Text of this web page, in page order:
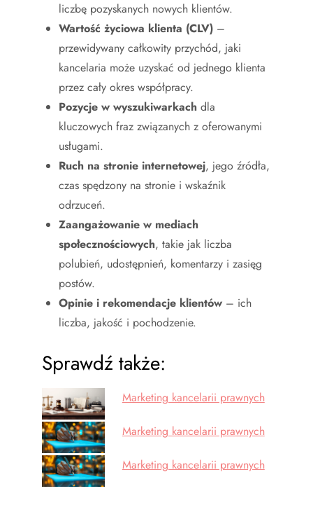
liczbę pozyskanych nowych klientów.
Wartość życiowa klienta (CLV) –
przewidywany całkowity przychód, jaki
kancelaria może uzyskać od jednego klienta
przez cały okres współpracy.
Pozycje w wyszukiwarkach dla
kluczowych fraz związanych z oferowanymi
usługami.
Ruch na stronie internetowej, jego źródła,
czas spędzony na stronie i wskaźnik
odrzuceń.
Zaangażowanie w mediach
społecznościowych, takie jak liczba
polubień, udostępnień, komentarzy i zasięg
postów.
Opinie i rekomendacje klientów – ich
liczba, jakość i pochodzenie.
Sprawdź także:
Marketing kancelarii prawnych
Marketing kancelarii prawnych
Marketing kancelarii prawnych